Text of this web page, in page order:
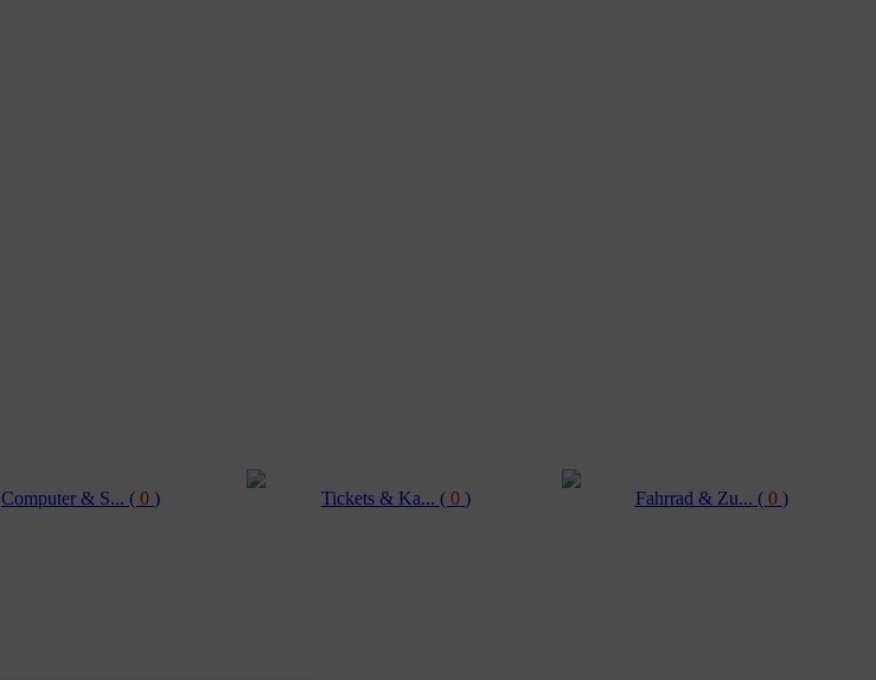
Computer & S... ( 0 ) Tickets & Ka... ( 0 ) Fahrrad & Zu... ( 0 )